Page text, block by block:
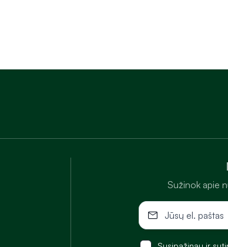
Sužinok apie